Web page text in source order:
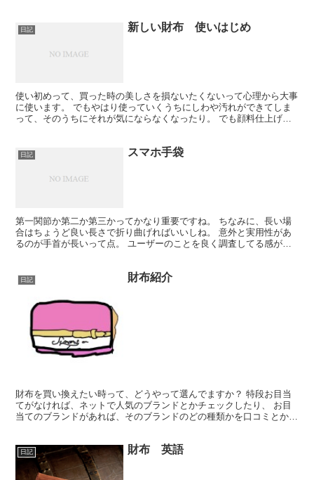
日記 新しい財布 使いはじめ
使い初めって、買った時の美しさを損ないたくないって心理から大事
に使います。 でもやはり使っていくうちにしわや汚れができてしま
って、そのうちにそれが気にならなくなったり。 でも顔料仕上げの
日記 スマホ手袋
第一関節か第二か第三かってかなり重要ですね。 ちなみに、長い場
合はちょうど良い長さで折り曲げればいいしね。 意外と実用性があ
るのが手首が長いって点。 ユーザーのことを良く調査してる感があ
日記 財布紹介
財布を買い換えたい時って、どうやって選んでますか？ 特段お目当
てがなければ、ネットで人気のブランドとかチェックしたり、 お目
当てのブランドがあれば、そのブランドのどの種類かを口コミとかで
日記 財布 英語